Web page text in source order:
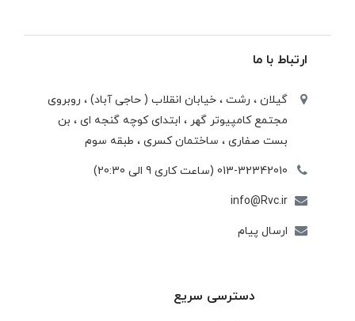
ارتباط با ما
گیلان ، رشت ، خيابان انقلاب ( حاجی آباد) ، روبروی
مجتمع كامپيوتر گهر ، ابتدای كوچه گنجه ای ، بن
بست صفاری ، ساختمان كسری ، طبقه سوم
013-32342010 (ساعت کاری 9 الی 20:30)
info@Rvc.ir
ارسال پیام
دسترسی سریع